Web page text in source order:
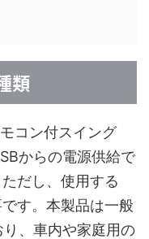
類
コン付スイング
からの電源供給で
だし、使用する
す。本製品は一般
、車内や家庭用の